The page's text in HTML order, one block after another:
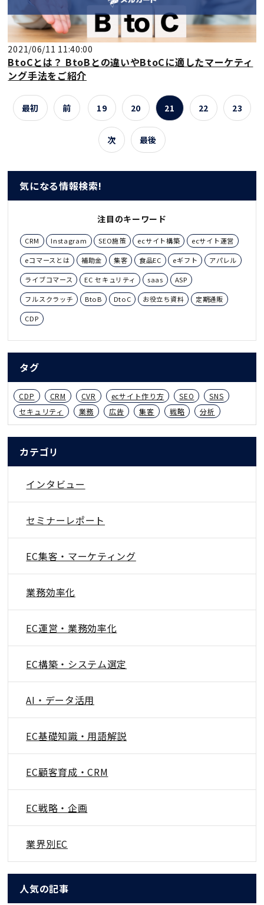
2021/06/11 11:40:00
BtoCとは？ BtoBとの違いやBtoCに適したマーケティ
ング手法をご紹介
最初 前 19 20 21 22 23
次 最後
気になる情報検索!
注目のキーワード
CRM Instagram SEO施策 ecサイト構築 ecサイト運営
eコマースとは 補助金 集客 食品EC eギフト アパレル
ライブコマース EC セキュリティ saas ASP
フルスクラッチ BtoB DtoC お役立ち資料 定期通販
CDP
タグ
CDP CRM CVR ecサイト作り方 SEO
SNS
セキュリティ
業務 広告 集客 戦略 分析
カテゴリ
インタビュー
セミナーレポート
EC集客・マーケティング
業務効率化
EC運営・業務効率化
EC構築・システム選定
AI・データ活用
EC基礎知識・用語解説
EC顧客育成・CRM
EC戦略・企画
業界別EC
人気の記事